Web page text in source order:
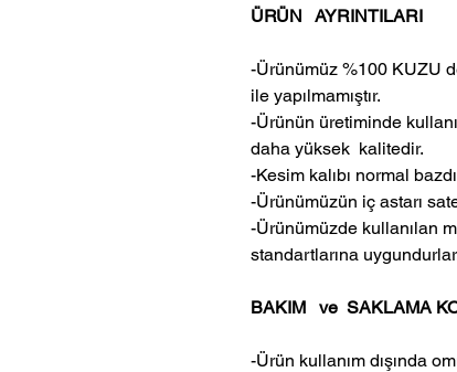
ÜRÜN AYRINTILARI
-Ürünümüz %100 KUZU
ile yapılmamıştır.
-Ürünün üretiminde
daha yüksek kalitedir.
-Kesim kalıbı normal
-Ürünümüzün iç astarı
-Ürünümüzde kullanılan
standartlarına
BAKIM ve SAKLAMA
-Ürün kullanım dışında